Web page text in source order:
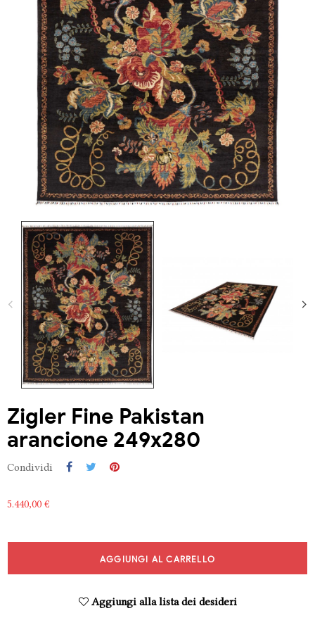
Zigler Fine Pakistan
arancione 249x280
Condividi
5.440,00 €
AGGIUNGI AL CARRELLO
Aggiungi alla lista dei desideri